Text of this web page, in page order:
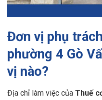
Đơn vị phụ
phường 4 Gò
vị nào?
Địa chỉ làm việc của Thuế